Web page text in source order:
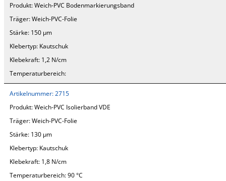
Produkt:Weich-PVC Bodenmarkierungsband
Träger:Weich-PVC-Folie
Stärke: 150 µm
Klebertyp: Kautschuk
Klebekraft: 1,2 N/cm
Temperaturbereich:
Artikelnummer: 2715
Produkt:Weich-PVC Isolierband VDE
Träger:Weich-PVC-Folie
Stärke: 130 µm
Klebertyp: Kautschuk
Klebekraft: 1,8 N/cm
Temperaturbereich:90 °C